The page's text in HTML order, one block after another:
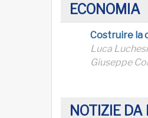
ECONOMIA
Costruire la
Luca
Giuseppe
NOTIZIE